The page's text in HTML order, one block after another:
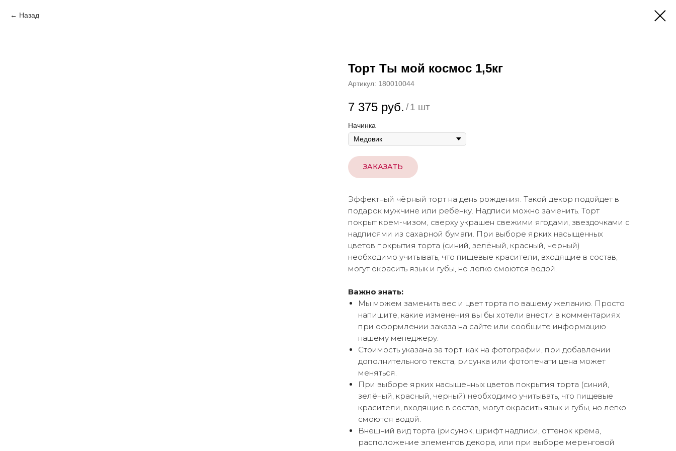
Назад
Торт Ты мой космос 1,5кг
Артикул: 180010044
7 375 руб. /1 шт
Начинка
ЗАКАЗАТЬ
Эффектный чёрный торт на день рождения. Такой декор подойдет в
подарок мужчине или ребёнку. Надписи можно заменить. Торт
покрыт крем-чизом, сверху украшен свежими ягодами, звездочками с
надписями из сахарной бумаги. При выборе ярких насыщенных
цветов покрытия торта (синий, зелёный, красный, черный)
необходимо учитывать, что пищевые красители, входящие в состав,
могут окрасить язык и губы, но легко смоются водой.
Важно знать:
Мы можем заменить вес и цвет торта по вашему желанию. Просто
напишите, какие изменения вы бы хотели внести в комментариях
при оформлении заказа на сайте или сообщите информацию
нашему менеджеру.
Стоимость указана за торт, как на фотографии, при добавлении
дополнительного текста, рисунка или фотопечати цена может
меняться.
При выборе ярких насыщенных цветов покрытия торта (синий,
зелёный, красный, черный) необходимо учитывать, что пищевые
красители, входящие в состав, могут окрасить язык и губы, но легко
смоются водой.
Внешний вид торта (рисунок, шрифт надписи, оттенок крема,
расположение элементов декора, или при выборе меренговой